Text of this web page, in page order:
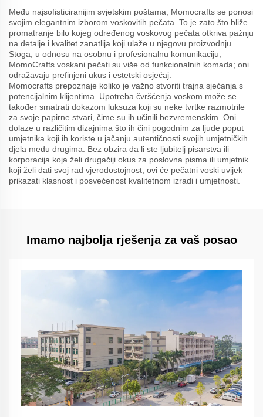
Među najsofisticiranijim svjetskim poštama, Momocrafts se ponosi
svojim elegantnim izborom voskovitih pečata. To je zato što bliže
promatranje bilo kojeg određenog voskovog pečata otkriva pažnju
na detalje i kvalitet zanatlija koji ulaže u njegovu proizvodnju.
Stoga, u odnosu na osobnu i profesionalnu komunikaciju,
MomoCrafts voskani pečati su više od funkcionalnih komada; oni
odražavaju prefinjeni ukus i estetski osjećaj.
Momocrafts prepoznaje koliko je važno stvoriti trajna sjećanja s
potencijalnim klijentima. Upotreba čvršćenja voskom može se
također smatrati dokazom luksuza koji su neke tvrtke razmotrile
za svoje papirne stvari, čime su ih učinili bezvremenskim. Oni
dolaze u različitim dizajnima što ih čini pogodnim za ljude poput
umjetnika koji ih koriste u jačanju autentičnosti svojih umjetničkih
djela među drugima. Bez obzira da li ste ljubitelj pisarstva ili
korporacija koja želi drugačiji okus za poslovna pisma ili umjetnik
koji želi dati svoj rad vjerodostojnost, ovi će pečatni voski uvijek
prikazati klasnost i posvećenost kvalitetnom izradi i umjetnosti.
Imamo najbolja rješenja za vaš posao